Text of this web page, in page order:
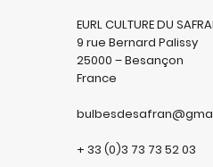
EURL CULTURE DU
9 rue Bernard Palissy
25000 – Besançon
France
+ 33 (0)3 73 73 52 03